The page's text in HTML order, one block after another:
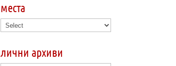
места
лични архиви